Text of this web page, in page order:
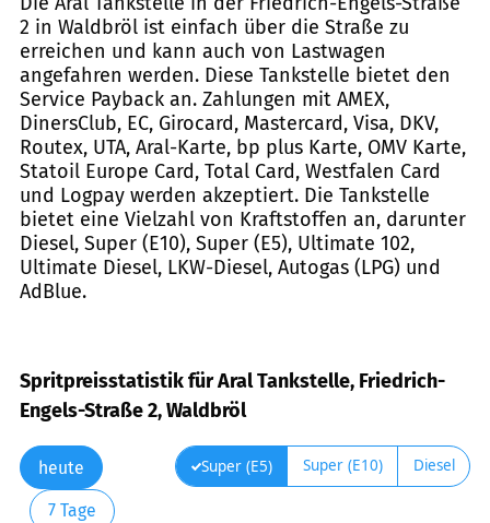
2 in Waldbröl ist einfach über die Straße zu
erreichen und kann auch von Lastwagen
angefahren werden. Diese Tankstelle bietet den
Service Payback an. Zahlungen mit AMEX,
DinersClub, EC, Girocard, Mastercard, Visa, DKV,
Routex, UTA, Aral-Karte, bp plus Karte, OMV Karte,
Statoil Europe Card, Total Card, Westfalen Card
und Logpay werden akzeptiert. Die Tankstelle
bietet eine Vielzahl von Kraftstoffen an, darunter
Diesel, Super (E10), Super (E5), Ultimate 102,
Ultimate Diesel, LKW-Diesel, Autogas (LPG) und
AdBlue.
Spritpreisstatistik für Aral Tankstelle, Friedrich-
Engels-Straße 2, Waldbröl
heute
7 Tage
Super (E5) Super (E10) Diesel